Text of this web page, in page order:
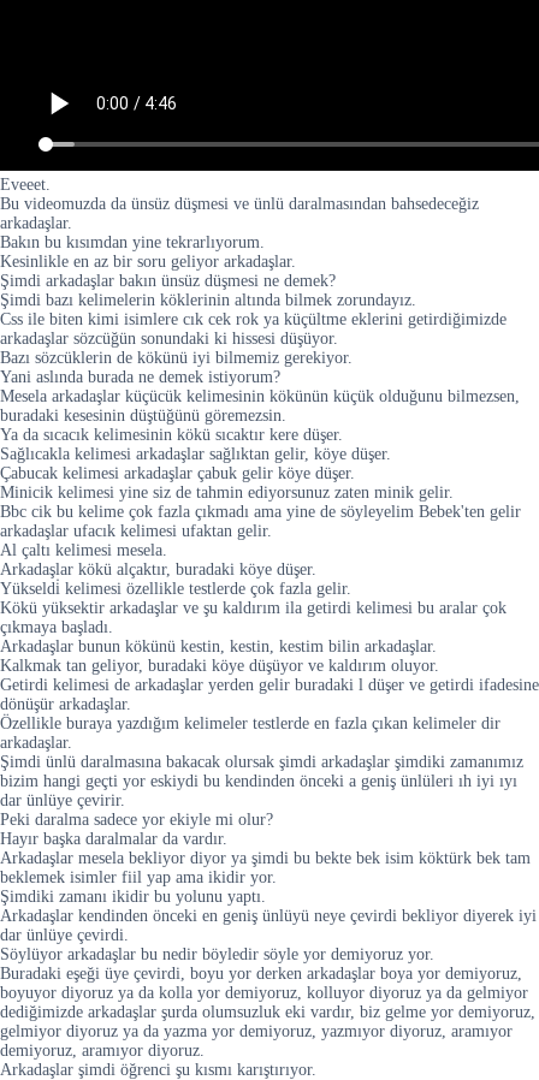
Eveeet.
Bu videomuzda da ünsüz düşmesi ve ünlü daralmasından bahsedeceğiz
arkadaşlar.
Bakın bu kısımdan yine tekrarlıyorum.
Kesinlikle en az bir soru geliyor arkadaşlar.
Şimdi arkadaşlar bakın ünsüz düşmesi ne demek?
Şimdi bazı kelimelerin köklerinin altında bilmek zorundayız.
Css ile biten kimi isimlere cık cek rok ya küçültme eklerini getirdiğimizde
arkadaşlar sözcüğün sonundaki ki hissesi düşüyor.
Bazı sözcüklerin de kökünü iyi bilmemiz gerekiyor.
Yani aslında burada ne demek istiyorum?
Mesela arkadaşlar küçücük kelimesinin kökünün küçük olduğunu bilmezsen,
buradaki kesesinin düştüğünü göremezsin.
Ya da sıcacık kelimesinin kökü sıcaktır kere düşer.
Sağlıcakla kelimesi arkadaşlar sağlıktan gelir, köye düşer.
Çabucak kelimesi arkadaşlar çabuk gelir köye düşer.
Minicik kelimesi yine siz de tahmin ediyorsunuz zaten minik gelir.
Bbc cik bu kelime çok fazla çıkmadı ama yine de söyleyelim Bebek'ten gelir
arkadaşlar ufacık kelimesi ufaktan gelir.
Al çaltı kelimesi mesela.
Arkadaşlar kökü alçaktır, buradaki köye düşer.
Yükseldi̇ kelimesi özellikle testlerde çok fazla gelir.
Kökü yüksektir arkadaşlar ve şu kaldırım ila getirdi kelimesi bu aralar çok
çıkmaya başladı.
Arkadaşlar bunun kökünü kestin, kestin, kestim bilin arkadaşlar.
Kalkmak tan geliyor, buradaki köye düşüyor ve kaldırım oluyor.
Getirdi kelimesi de arkadaşlar yerden gelir buradaki l düşer ve getirdi ifadesine
dönüşür arkadaşlar.
Özellikle buraya yazdığım kelimeler testlerde en fazla çıkan kelimeler dir
arkadaşlar.
Şimdi ünlü daralmasına bakacak olursak şimdi arkadaşlar şimdiki zamanımız
bizim hangi geçti yor eskiydi bu kendinden önceki a geniş ünlüleri ıh iyi ıyı
dar ünlüye çevirir.
Peki daralma sadece yor ekiyle mi olur?
Hayır başka daralmalar da vardır.
Arkadaşlar mesela bekliyor diyor ya şimdi bu bekte bek isim köktürk bek tam
beklemek isimler fiil yap ama ikidir yor.
Şimdiki zamanı ikidir bu yolunu yaptı.
Arkadaşlar kendinden önceki en geniş ünlüyü neye çevirdi bekliyor diyerek iyi
dar ünlüye çevirdi.
Söylüyor arkadaşlar bu nedir böyledir söyle yor demiyoruz yor.
Buradaki eşeği üye çevirdi, boyu yor derken arkadaşlar boya yor demiyoruz,
boyuyor diyoruz ya da kolla yor demiyoruz, kolluyor diyoruz ya da gelmiyor
dediğimizde arkadaşlar şurda olumsuzluk eki vardır, biz gelme yor demiyoruz,
gelmiyor diyoruz ya da yazma yor demiyoruz, yazmıyor diyoruz, aramıyor
demiyoruz, aramıyor diyoruz.
Arkadaşlar şimdi öğrenci şu kısmı karıştırıyor.